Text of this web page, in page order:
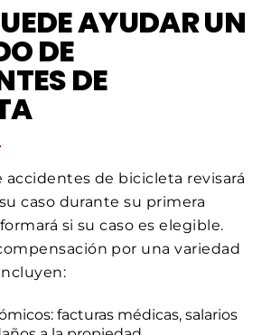
AYUDAR UN
DE
DE
accidentes de bicicleta revisará
caso durante su primera
si su caso es elegible.
por una variedad
facturas médicas, salarios